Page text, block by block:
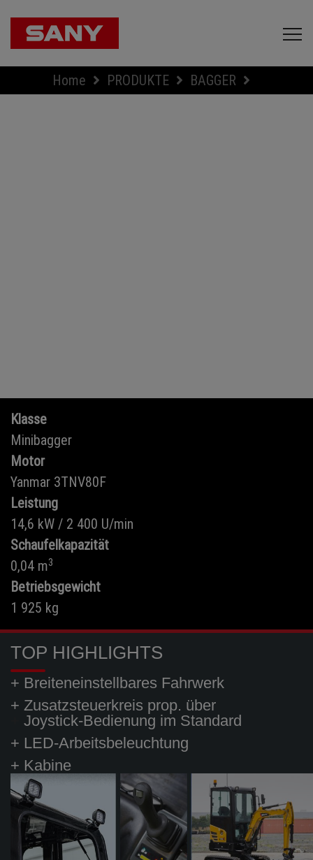
Home PRODUKTE BAGGER
Klasse
Minibagger
Motor
Yanmar 3TNV80F
Leistung
14,6 kW / 2 400 U/min
Schaufelkapazität
0,04 m3
Betriebsgewicht
1 925 kg
TOP HIGHLIGHTS
+ Breiteneinstellbares Fahrwerk
+ Zusatzsteuerkreis prop. über
Joystick-Bedienung im Standard
+ LED-Arbeitsbeleuchtung
+ Kabine